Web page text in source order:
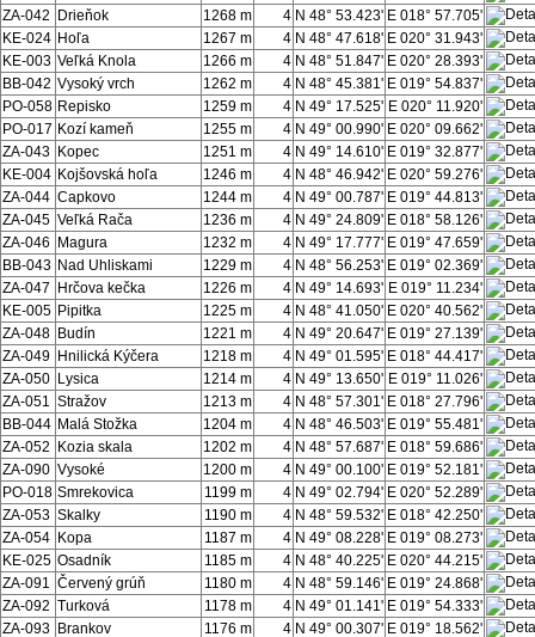
ZA-042
Drieňok 1268 m 4 N 48° 53.423' E 018° 57.705'
KE-024 Hoľa 1267 m 4 N 48° 47.618' E 020° 31.943'
KE-003 Veľká Knola 1266 m 4 N 48° 51.847' E 020° 28.393'
BB-042 Vysoký vrch 1262 m 4 N 48° 45.381' E 019° 54.837'
PO-058 Repisko 1259 m 4 N 49° 17.525' E 020° 11.920'
PO-017 Kozí kameň 1255 m 4 N 49° 00.990' E 020° 09.662'
ZA-043 Kopec 1251 m 4 N 49° 14.610' E 019° 32.877'
KE-004 Kojšovská hoľa 1246 m 4 N 48° 46.942' E 020° 59.276'
ZA-044 Capkovo 1244 m 4 N 49° 00.787' E 019° 44.813'
ZA-045 Veľká Rača 1236 m 4 N 49° 24.809' E 018° 58.126'
ZA-046
Magura 1232 m 4 N 49° 17.777' E 019° 47.659'
BB-043 Nad Uhliskami 1229 m 4 N 48° 56.253' E 019° 02.369'
ZA-047
Hrčova kečka 1226 m 4 N 49° 14.693' E 019° 11.234'
KE-005 Pipitka 1225 m 4 N 48° 41.050' E 020° 40.562'
ZA-048 Budín 1221 m 4 N 49° 20.647' E 019° 27.139'
ZA-049 Hnilická Kýčera 1218 m 4 N 49° 01.595' E 018° 44.417'
ZA-050 Lysica 1214 m 4 N 49° 13.650' E 019° 11.026'
ZA-051 Stražov 1213 m 4 N 48° 57.301' E 018° 27.796'
BB-044 Malá Stožka 1204 m 4 N 48° 46.503' E 019° 55.481'
ZA-052
Kozia skala 1202 m 4 N 48° 57.687' E 018° 59.686'
ZA-090 Vysoké 1200 m 4 N 49° 00.100' E 019° 52.181'
PO-018 Smrekovica 1199 m 4 N 49° 02.794' E 020° 52.289'
ZA-053 Skalky 1190 m 4 N 48° 59.532' E 018° 42.250'
ZA-054 Kopa 1187 m 4 N 49° 08.228' E 019° 08.273'
KE-025 Osadník 1185 m 4 N 48° 40.225' E 020° 44.215'
ZA-091 Červený grúň 1180 m 4 N 48° 59.146' E 019° 24.868'
ZA-092 Turková 1178 m 4 N 49° 01.141' E 019° 54.333'
ZA-093 Brankov 1176 m 4 N 49° 00.307' E 019° 18.562'